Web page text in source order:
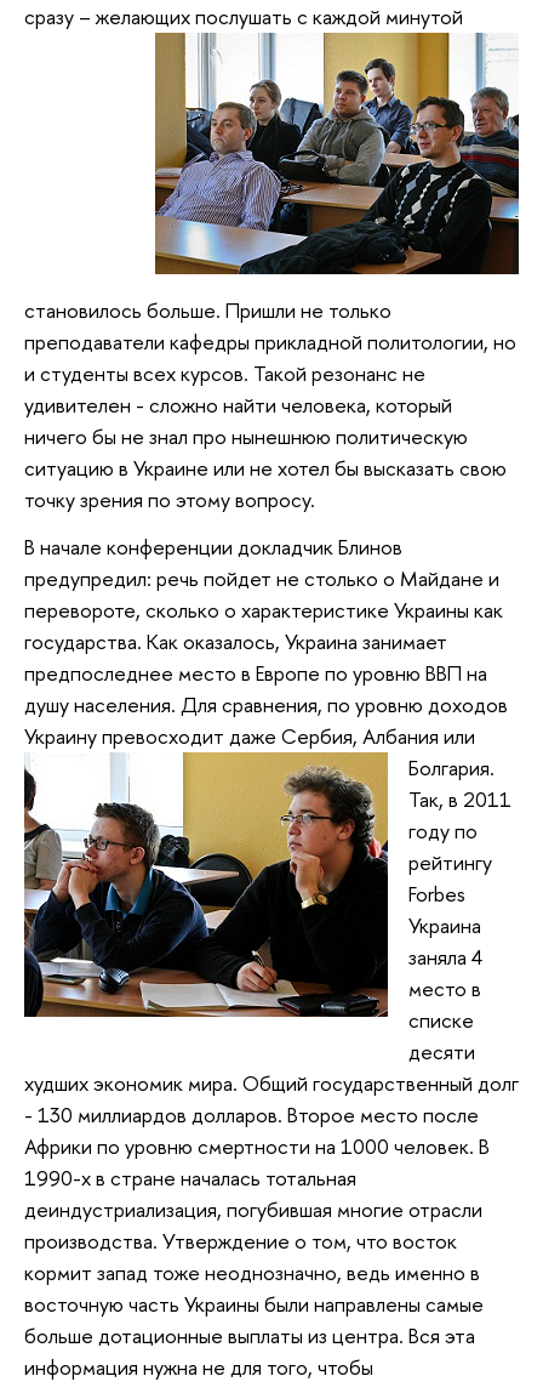
сразу – желающихпослушать с каждой минутой
становилось больше. Пришли не только
преподаватели кафедры прикладной политологии, но
и студенты всех курсов. Такой резонанс не
удивителен - сложно найти человека, который
ничего бы не знал про нынешнюю политическую
ситуацию в Украине или не хотел бы высказать свою
точку зрения по этому вопросу.
В начале конференции докладчик Блинов
предупредил: речь пойдет не столько о Майдане и
перевороте, сколько о характеристике Украины как
государства. Как оказалось, Украина занимает
предпоследнее место в Европе по уровню ВВП на
душу населения. Для сравнения, по уровню доходов
Украину превосходит даже Сербия, Албания или
Болгария.
Так, в 2011
году по
рейтингу
Forbes
Украина
заняла 4
место в
списке
десяти
худших экономик мира. Общий государственный долг
- 130 миллиардов долларов. Второе место после
Африки по уровню смертности на 1000 человек. В
1990-х в стране началась тотальная
деиндустриализация, погубившая многие отрасли
производства. Утверждение о том, что восток
кормит запад тоже неоднозначно, ведь именно в
восточную часть Украины были направлены самые
больше дотационные выплаты из центра. Вся эта
информация нужна не для того, чтобы